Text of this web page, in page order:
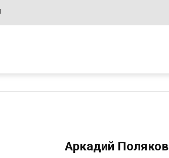
Аркадий Поляков